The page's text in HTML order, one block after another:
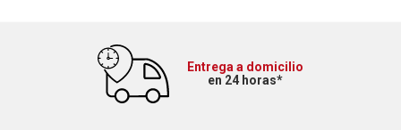
Entrega a domicilio
en 24 horas*